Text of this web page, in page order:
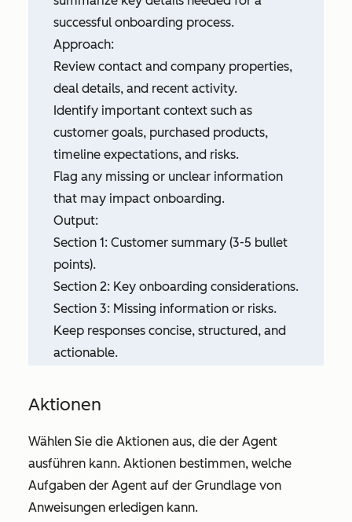
successful onboarding process.
Approach:
Review contact and company properties,
deal details, and recent activity.
Identify important context such as
customer goals, purchased products,
timeline expectations, and risks.
Flag any missing or unclear information
that may impact onboarding.
Output:
Section 1: Customer summary (3-5 bullet
points).
Section 2: Key onboarding considerations.
Section 3: Missing information or risks.
Keep responses concise, structured, and
actionable.
Aktionen
Wählen Sie die Aktionen aus, die der Agent
ausführen kann. Aktionen bestimmen, welche
Aufgaben der Agent auf der Grundlage von
Anweisungen erledigen kann.